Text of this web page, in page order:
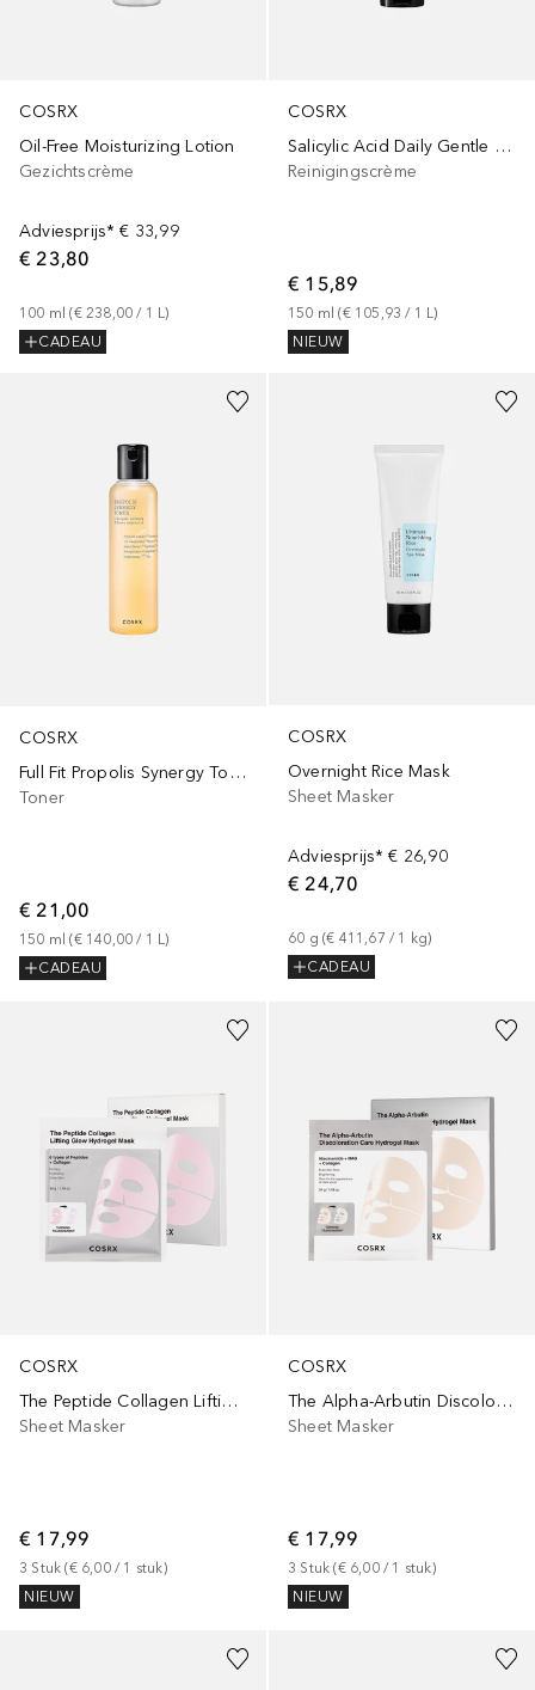
COSRX
Oil-Free Moisturizing Lotion
Gezichtscrème
Adviesprijs* € 33,99
€ 23,80
100 ml (€ 238,00 / 1 L)
CADEAU
COSRX
Salicylic Acid Daily Gentle Cleanser
Reinigingscrème
€ 15,89
150 ml (€ 105,93 / 1 L)
NIEUW
COSRX
Full Fit Propolis Synergy Toner
Toner
€ 21,00
150 ml (€ 140,00 / 1 L)
CADEAU
COSRX
Overnight Rice Mask
Sheet Masker
Adviesprijs* € 26,90
€ 24,70
60 g (€ 411,67 / 1 kg)
CADEAU
COSRX
The Peptide Collagen Lifting Glow Hydrogel Mask 3er Pack
Sheet Masker
€ 17,99
3 Stuk (€ 6,00 / 1 stuk)
NIEUW
COSRX
The Alpha-Arbutin Discoloration Care Hydrogel Mask 3er Pack
Sheet Masker
€ 17,99
3 Stuk (€ 6,00 / 1 stuk)
NIEUW